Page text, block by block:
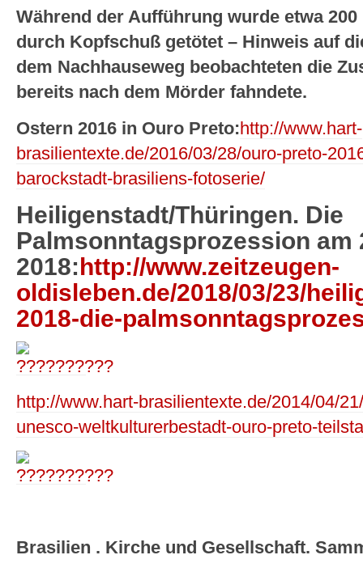
Während der Aufführung wurde etwa
durch Kopfschuß getötet – Hinweis auf
dem Nachhauseweg beobachteten die
bereits nach dem Mörder fahndete.
Ostern 2016 in Ouro Preto:http://www.hart-
brasilientexte.de/2016/03/28/ouro-preto-
barockstadt-brasiliens-fotoserie/
Heiligenstadt/Thüringen. Die
Palmsonntagsprozession am
2018:http://www.zeitzeugen-
oldisleben.de/2018/03/23/
2018-die-
http://www.hart-brasilientexte.de/2014/04/
unesco-weltkulturerbestadt-ouro-preto-
Brasilien . Kirche und Gesellschaft.